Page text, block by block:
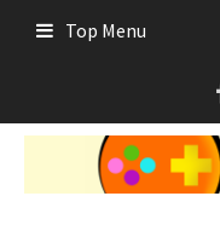
Top Menu